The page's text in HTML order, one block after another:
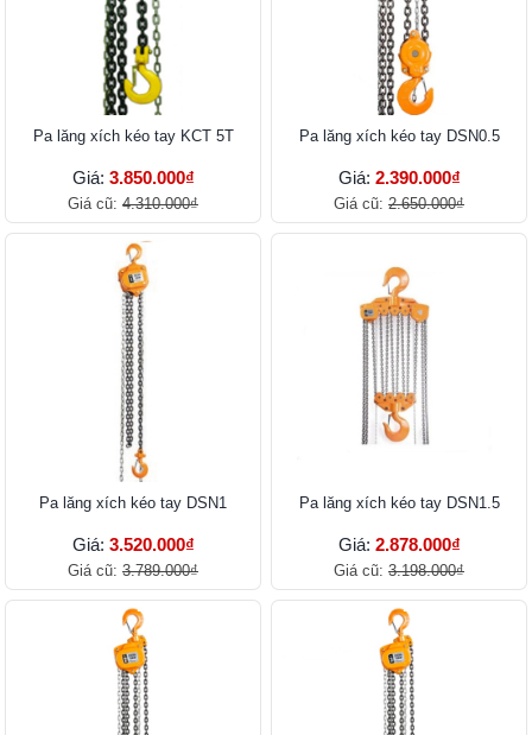
Pa lăng xích kéo tay KCT 5T
Giá: 3.850.000₫
Giá cũ: 4.310.000₫
Pa lăng xích kéo tay DSN0.5
Giá: 2.390.000₫
Giá cũ: 2.650.000₫
Pa lăng xích kéo tay DSN1
Giá: 3.520.000₫
Giá cũ: 3.789.000₫
Pa lăng xích kéo tay DSN1.5
Giá: 2.878.000₫
Giá cũ: 3.198.000₫